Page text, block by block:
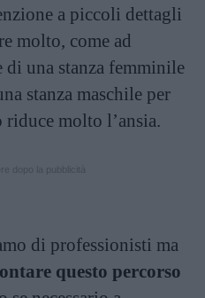
a piccoli dettagli
molto, come ad
di una stanza femminile
stanza maschile per
molto l’ansia.
di professionisti ma
questo percorso